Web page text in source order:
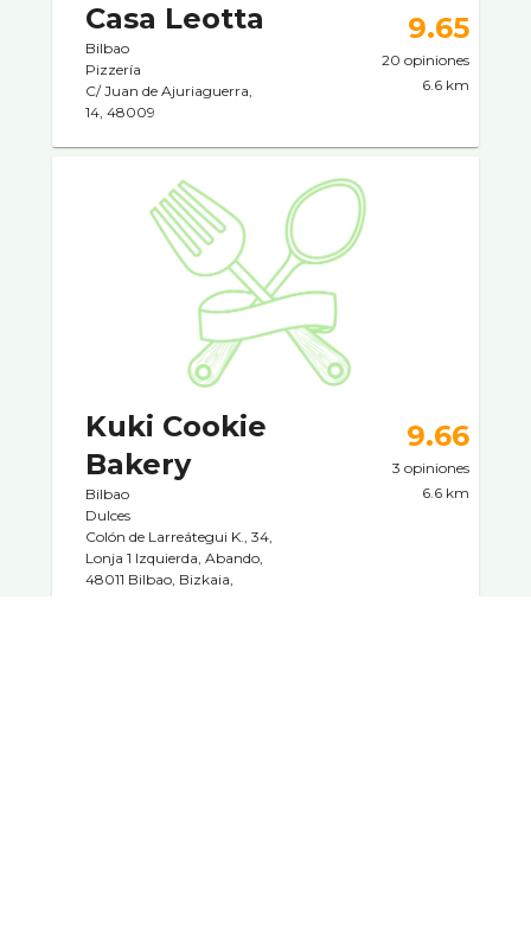
Casa Leotta
Bilbao
Pizzerí­a
C/ Juan de Ajuriaguerra,
14, 48009
9.65
20 opiniones
6.6 km
Kuki Cookie
Bakery
Bilbao
Dulces
Colón de Larreátegui K., 34,
Lonja 1 Izquierda, Abando,
48011 Bilbao, Bizkaia,
9.66
3 opiniones
6.6 km